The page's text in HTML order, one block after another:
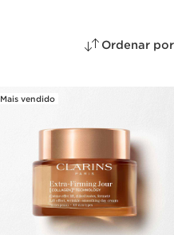
Ordenar por
Mais vendido